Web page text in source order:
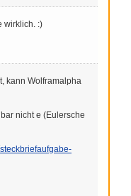
wirklich. :)
kann Wolframalpha
nicht e (Eulersche